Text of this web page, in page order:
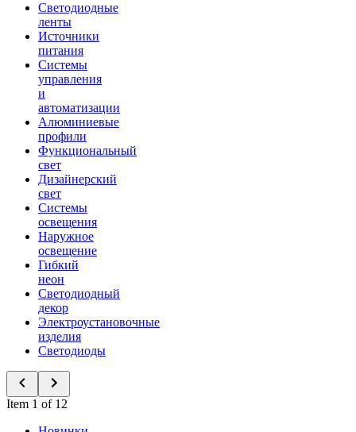
Светодиодные
ленты
Источники
питания
Системы
управления
и
автоматизации
Алюминиевые
профили
Функциональный
свет
Дизайнерский
свет
Системы
освещения
Наружное
освещение
Гибкий
неон
Светодиодный
декор
Электроустановочные
изделия
Светодиоды
Item 1 of 12